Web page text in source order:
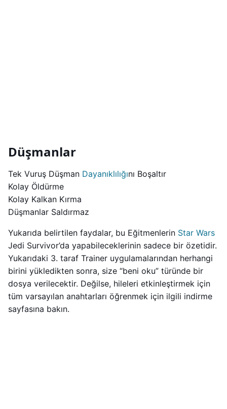
Düşmanlar
Tek Vuruş Düşman Dayanıklılığını Boşaltır
Kolay Öldürme
Kolay Kalkan Kırma
Düşmanlar Saldırmaz
Yukarıda belirtilen faydalar, bu Eğitmenlerin Star Wars
Jedi Survivor’da yapabileceklerinin sadece bir özetidir.
Yukarıdaki 3. taraf Trainer uygulamalarından herhangi
birini yükledikten sonra, size “beni oku” türünde bir
dosya verilecektir. Değilse, hileleri etkinleştirmek için
tüm varsayılan anahtarları öğrenmek için ilgili indirme
sayfasına bakın.